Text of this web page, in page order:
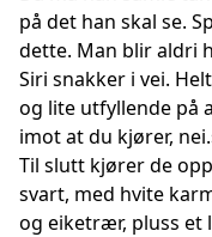
på det han skal se.
dette. Man blir aldri
Siri snakker i vei.
og lite utfyllende på
imot at du kjører,
Til slutt kjører de
svart, med hvite
og eiketrær, pluss et